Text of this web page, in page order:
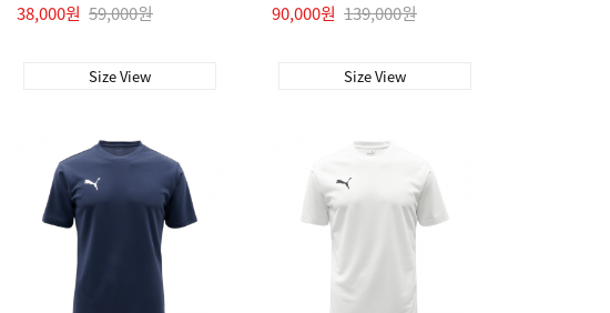
38,000원 59,000원
Size View
90,000원 139,000원
Size View